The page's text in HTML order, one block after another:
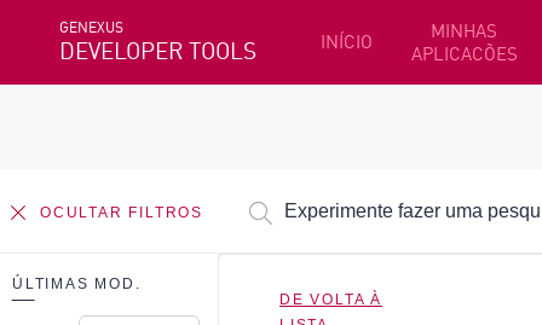
GENEXUS
DEVELOPER TOOLS INÍCIO
MINHAS
APLICACÕES